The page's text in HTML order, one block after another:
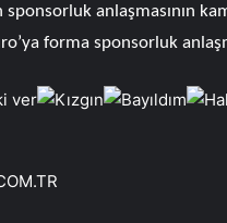
anlaşmasının
forma sponsorluk
ver